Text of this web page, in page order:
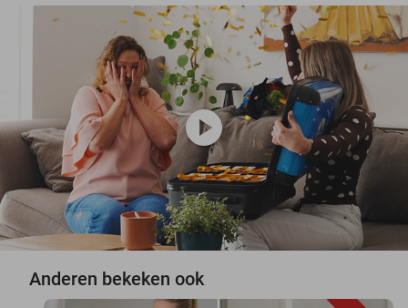
play_circle
Anderen bekeken ook